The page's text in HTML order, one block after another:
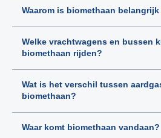
Waarom is biomethaan
Welke vrachtwagens en bussen
biomethaan rijden?
Wat is het verschil tussen
biomethaan?
Waar komt biomethaan vandaan?